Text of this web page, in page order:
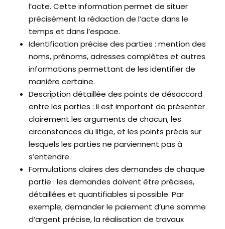
l’acte. Cette information permet de situer
précisément la rédaction de l’acte dans le
temps et dans l’espace.
Identification précise des parties : mention des
noms, prénoms, adresses complètes et autres
informations permettant de les identifier de
manière certaine.
Description détaillée des points de désaccord
entre les parties : il est important de présenter
clairement les arguments de chacun, les
circonstances du litige, et les points précis sur
lesquels les parties ne parviennent pas à
s’entendre.
Formulations claires des demandes de chaque
partie : les demandes doivent être précises,
détaillées et quantifiables si possible. Par
exemple, demander le paiement d’une somme
d’argent précise, la réalisation de travaux